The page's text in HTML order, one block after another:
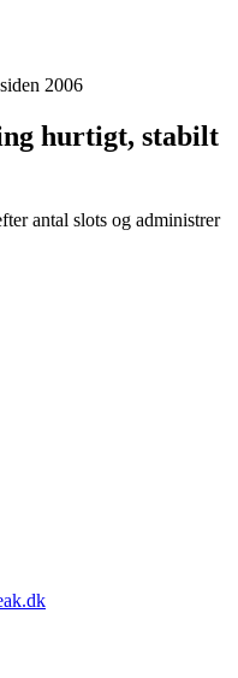
2006
hurtigt, stabilt
antal slots og administrer